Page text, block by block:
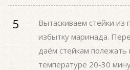
Вытаскиваем стейки из
избытку маринада.
даём стейкам полежать
температуре 20-30